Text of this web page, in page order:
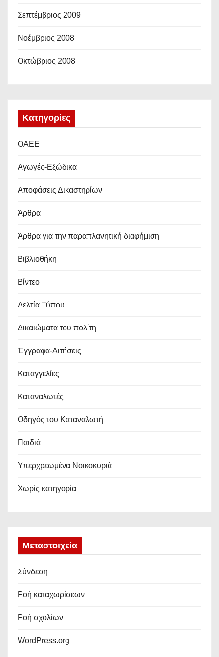
Σεπτέμβριος 2009
Νοέμβριος 2008
Οκτώβριος 2008
Kατηγορίες
OAEE
Αγωγές-Εξώδικα
Αποφάσεις Δικαστηρίων
Άρθρα
Άρθρα για την παραπλανητική διαφήμιση
Βιβλιοθήκη
Βίντεο
Δελτία Τύπου
Δικαιώματα του πολίτη
Έγγραφα-Αιτήσεις
Καταγγελίες
Καταναλωτές
Οδηγός του Καταναλωτή
Παιδιά
Υπερχρεωμένα Νοικοκυριά
Χωρίς κατηγορία
Μεταστοιχεία
Σύνδεση
Ροή καταχωρίσεων
Ροή σχολίων
WordPress.org